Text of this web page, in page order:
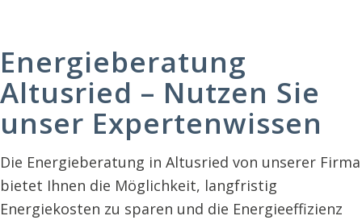
Energieberatung
Altusried – Nutzen Sie
unser Expertenwissen
Die Energieberatung in Altusried von unserer Firma
bietet Ihnen die Möglichkeit, langfristig
Energiekosten zu sparen und die Energieeffizienz